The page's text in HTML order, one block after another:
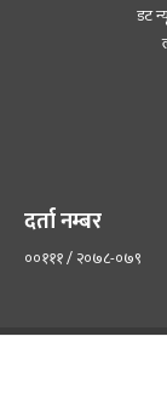
डट
दर्ता नम्बर
००१११ / २०७८-०७९